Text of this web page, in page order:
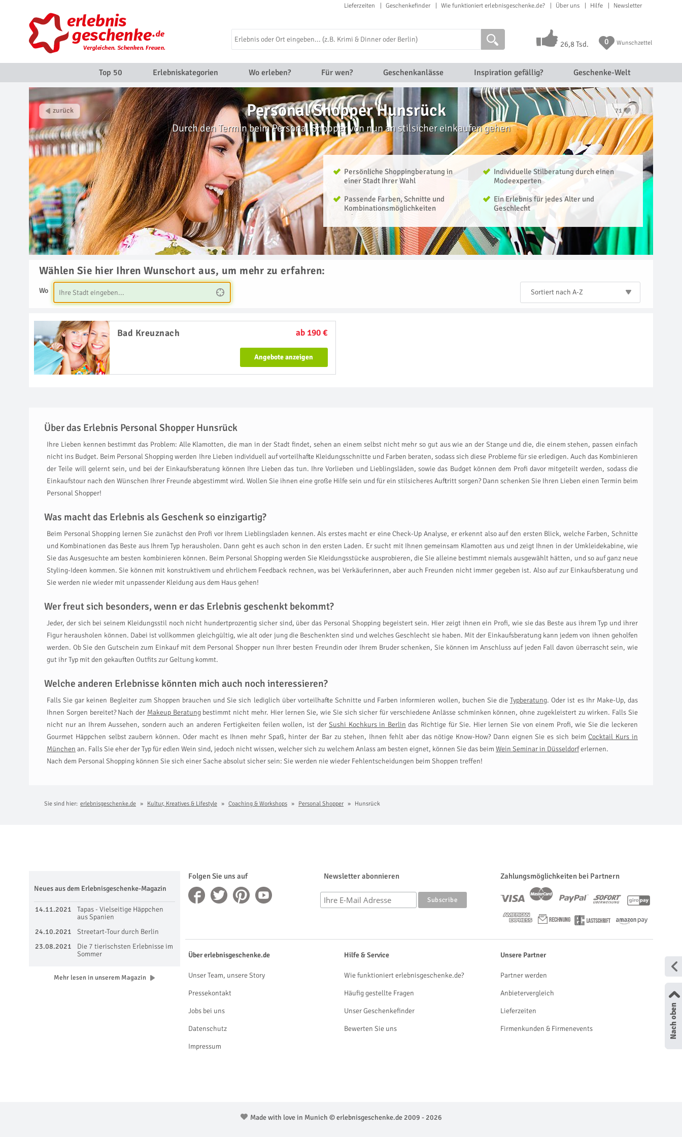
Lieferzeiten Geschenkefinder Wie funktioniert erlebnisgeschenke.de? Über uns Hilfe Newsletter
26,8 Tsd. 0 Wunschzettel
Top 50 Erlebniskategorien Wo erleben? Für wen? Geschenkanlässe Inspiration gefällig? Geschenke-Welt
Personal Shopper Hunsrück 71
Durch den Termin beim Personal Shopper von nun an stilsicher einkaufen gehen
Persönliche Shoppingberatung in
einer Stadt Ihrer Wahl
Individuelle Stilberatung durch einen
Modeexperten
Passende Farben, Schnitte und
Kombinationsmöglichkeiten
erlernen
Ein Erlebnis für jedes Alter und
Geschlecht
Wählen Sie hier Ihren Wunschort aus, um mehr zu erfahren:
Wo Sortiert nach A-Z
Bad Kreuznach ab 190 €
Angebote anzeigen
Über das Erlebnis Personal Shopper Hunsrück
Ihre Lieben kennen bestimmt das Problem: Alle Klamotten, die man in der Stadt findet, sehen an einem selbst nicht mehr so gut aus wie an der Stange und die, die einem stehen, passen einfach
nicht ins Budget. Beim Personal Shopping werden Ihre Lieben individuell auf vorteilhafte Kleidungsschnitte und Farben beraten, sodass sich diese Probleme für sie erledigen. Auch das Kombinieren
der Teile will gelernt sein, und bei der Einkaufsberatung können Ihre Lieben das tun. Ihre Vorlieben und Lieblingsläden, sowie das Budget können dem Profi davor mitgeteilt werden, sodass die
Einkaufstour nach den Wünschen Ihrer Freunde abgestimmt wird. Wollen Sie ihnen eine große Hilfe sein und für ein stilsicheres Auftritt sorgen? Dann schenken Sie Ihren Lieben einen Termin beim
Personal Shopper!
Was macht das Erlebnis als Geschenk so einzigartig?
Beim Personal Shopping lernen Sie zunächst den Profi vor Ihrem Lieblingsladen kennen. Als erstes macht er eine Check-Up Analyse, er erkennt also auf den ersten Blick, welche Farben, Schnitte
und Kombinationen das Beste aus Ihrem Typ herausholen. Dann geht es auch schon in den ersten Laden. Er sucht mit Ihnen gemeinsam Klamotten aus und zeigt Ihnen in der Umkleidekabine, wie
Sie das Ausgesuchte am besten kombinieren können. Beim Personal Shopping werden Sie Kleidungsstücke ausprobieren, die Sie alleine bestimmt niemals ausgewählt hätten, und so auf ganz neue
Styling-Ideen kommen. Sie können mit konstruktivem und ehrlichem Feedback rechnen, was bei Verkäuferinnen, aber auch Freunden nicht immer gegeben ist. Also auf zur Einkaufsberatung und
Sie werden nie wieder mit unpassender Kleidung aus dem Haus gehen!
Wer freut sich besonders, wenn er das Erlebnis geschenkt bekommt?
Jeder, der sich bei seinem Kleidungsstil noch nicht hundertprozentig sicher sind, über das Personal Shopping begeistert sein. Hier zeigt ihnen ein Profi, wie sie das Beste aus ihrem Typ und ihrer
Figur herausholen können. Dabei ist vollkommen gleichgültig, wie alt oder jung die Beschenkten sind und welches Geschlecht sie haben. Mit der Einkaufsberatung kann jedem von ihnen geholfen
werden. Ob Sie den Gutschein zum Einkauf mit dem Personal Shopper nun Ihrer besten Freundin oder Ihrem Bruder schenken, Sie können im Anschluss auf jeden Fall davon überrascht sein, wie
gut ihr Typ mit den gekauften Outfits zur Geltung kommt.
Welche anderen Erlebnisse könnten mich auch noch interessieren?
Falls Sie gar keinen Begleiter zum Shoppen brauchen und Sie sich lediglich über vorteilhafte Schnitte und Farben informieren wollen, buchen Sie dieTypberatung. Oder ist es Ihr Make-Up, das
Ihnen Sorgen bereitet? Nach der Makeup Beratungbestimmt nicht mehr. Hier lernen Sie, wie Sie sich sicher für verschiedene Anlässe schminken können, ohne zugekleistert zu wirken. Falls Sie
nicht nur an Ihrem Aussehen, sondern auch an anderen Fertigkeiten feilen wollen, ist derSushi Kochkurs in Berlin das Richtige für Sie. Hier lernen Sie von einem Profi, wie Sie die leckeren
Gourmet Häppchen selbst zaubern können. Oder macht es Ihnen mehr Spaß, hinter der Bar zu stehen, Ihnen fehlt aber das nötige Know-How? Dann eignen Sie es sich beimCocktail Kurs in
München an. Falls Sie eher der Typ für edlen Wein sind, jedoch nicht wissen, welcher sich zu welchem Anlass am besten eignet, können Sie das beim Wein Seminar in Düsseldorferlernen.
Nach dem Personal Shopping können Sie sich einer Sache absolut sicher sein: Sie werden nie wieder Fehlentscheidungen beim Shoppen treffen!
Sie sind hier: erlebnisgeschenke.de Kultur, Kreatives & Lifestyle Coaching & Workshops Personal Shopper Hunsrück
Folgen Sie uns auf Newsletter abonnieren Zahlungsmöglichkeiten bei Partnern
Neues aus dem Erlebnisgeschenke-Magazin
14.11.2021
Tapas - Vielseitige Häppchen
aus Spanien
24.10.2021
Streetart-Tour durch Berlin
23.08.2021
Die 7 tierischsten Erlebnisse im
Sommer
Mehr lesen in unserem Magazin
Über erlebnisgeschenke.de
Unser Team, unsere Story
Pressekontakt
Jobs bei uns
Datenschutz
Impressum
Hilfe & Service
Wie funktioniert erlebnisgeschenke.de?
Häufig gestellte Fragen
Unser Geschenkefinder
Bewerten Sie uns
Unsere Partner
Partner werden
Anbietervergleich
Lieferzeiten
Firmenkunden & Firmenevents
Made with love in Munich © erlebnisgeschenke.de 2009 - 2026